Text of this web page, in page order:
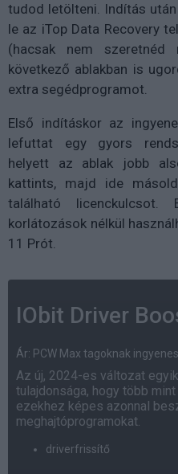
tudod letölteni. Indítás
le az iTop Data Recovery
(hacsak nem
következő ablakban is
extra segédprogramot.
Első indításkor az
lefuttat egy gyors
helyett az ablak jobb
kattints, majd ide
található
korlátozások nélkül
11 Prót.
IObit Driver
Ár: PCW Max tagoknak
Az új, 2024-es változat
tulajdonsága, hogy több
ezekhez képes azonnal
meghajtóprogramokat.
driverfrissítő